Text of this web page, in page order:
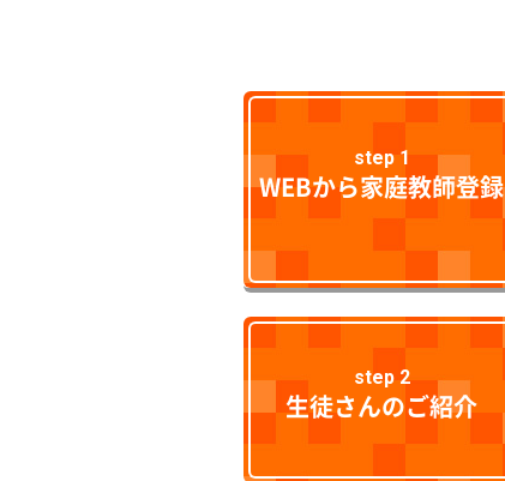
step 1
WEBから家庭教師登録
step 2
生徒さんのご紹介